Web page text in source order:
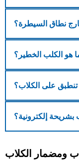
نطاق السيطرة؟
هو الكلب الخطير؟
تنطبق على الكلاب؟
إلكترونية؟
ومضمار الكلاب